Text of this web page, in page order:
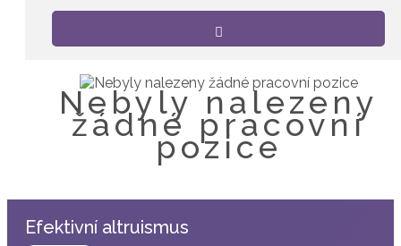
Nebyly nalezeny
žádné pracovní
pozice
Efektivní altruismus